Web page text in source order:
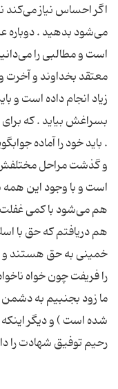
اگر احساس نیاز مى‌کند
مى‌شود بدهید .
است و مطالبى را
معتقد بخداوند و آخرت
زیاد انجام داده است و
بسراغش بیاید . که
. باید خود را آماده
و گذشت مراحل مختلفش
است و با وجود این همه
هم مى‌شود با کمى غفلت
هم دریافتم که حق با
خمینى به حق هستند و
را فریفت چون خواه
ما زود بجنبیم به دشمن
شده است ) و دیگر